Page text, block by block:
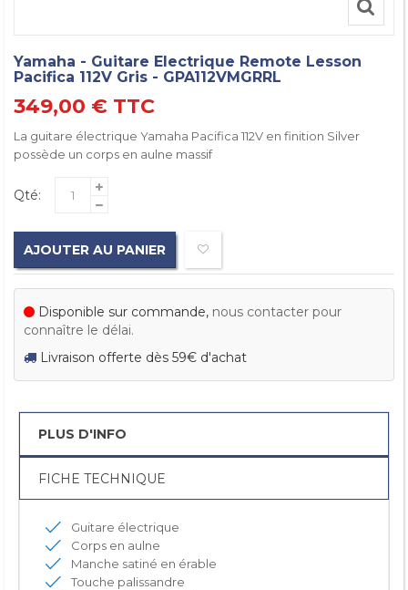
Yamaha - Guitare Electrique Remote Lesson
Pacifica 112V Gris - GPA112VMGRRL
349,00 € TTC
La guitare électrique Yamaha Pacifica 112V en finition Silver
possède un corps en aulne massif
Qté:
AJOUTER AU PANIER
Disponible sur commande, nous contacter pour
connaître le délai.
Livraison offerte dès 59€ d'achat
PLUS D'INFO
FICHE TECHNIQUE
Guitare électrique
Corps en aulne
Manche satiné en érable
Touche palissandre